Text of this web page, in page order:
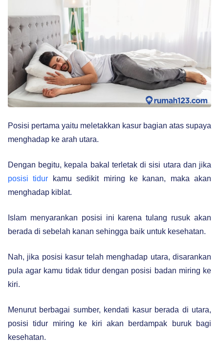
Posisi pertama yaitu meletakkan kasur bagian atas supaya
menghadap ke arah utara.
Dengan begitu, kepala bakal terletak di sisi utara dan jika
posisi tidur kamu sedikit miring ke kanan, maka akan
menghadap kiblat.
Islam menyarankan posisi ini karena tulang rusuk akan
berada di sebelah kanan sehingga baik untuk kesehatan.
Nah, jika posisi kasur telah menghadap utara, disarankan
pula agar kamu tidak tidur dengan posisi badan miring ke
kiri.
Menurut berbagai sumber, kendati kasur berada di utara,
posisi tidur miring ke kiri akan berdampak buruk bagi
kesehatan.